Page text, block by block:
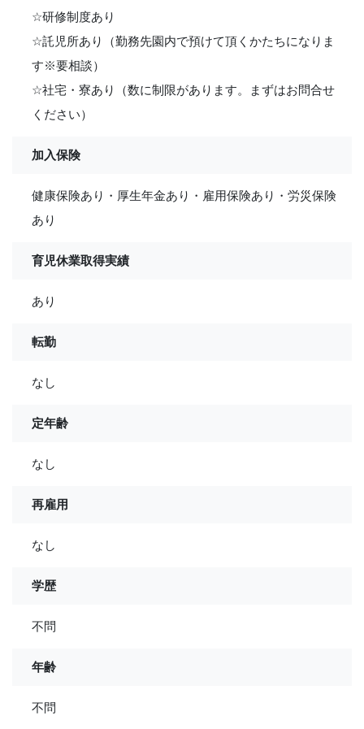
☆研修制度あり
☆託児所あり（勤務先園内で預けて頂くかたちになりま
す※要相談）
☆社宅・寮あり（数に制限があります。まずはお問合せ
ください）
加入保険
健康保険あり・厚生年金あり・雇用保険あり・労災保険
あり
育児休業取得実績
あり
転勤
なし
定年齢
なし
再雇用
なし
学歴
不問
年齢
不問